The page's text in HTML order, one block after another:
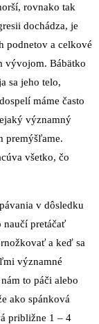
rovnako tak
dochádza, je
podnetov a celkové
vývojom. Bábätko
sa jeho telo,
máme často
významný
premýšľame.
všetko, čo
v dôsledku
pretáčať
a keď sa
významné
to páči alebo
ako spánková
približne 1 – 4